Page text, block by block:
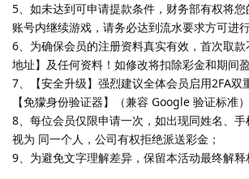
5、如未达到可申请提款条件，财务部有权将
账号内继续游戏，请务必达到流水要求方可进
6、为确保会员的注册资料真实有效，首次取
地址】及任何资料！如修改将扣除彩金和期间
7、【安全升级】强烈建议全体会员启用2FA双
【免獴身份验证器】（兼容 Google 验证标准
8、每位会员仅限申请一次，如出现同姓名、
视为 同一个人，公司有权拒绝派送彩金；
9、为避免文字理解差异，保留本活动最终解释